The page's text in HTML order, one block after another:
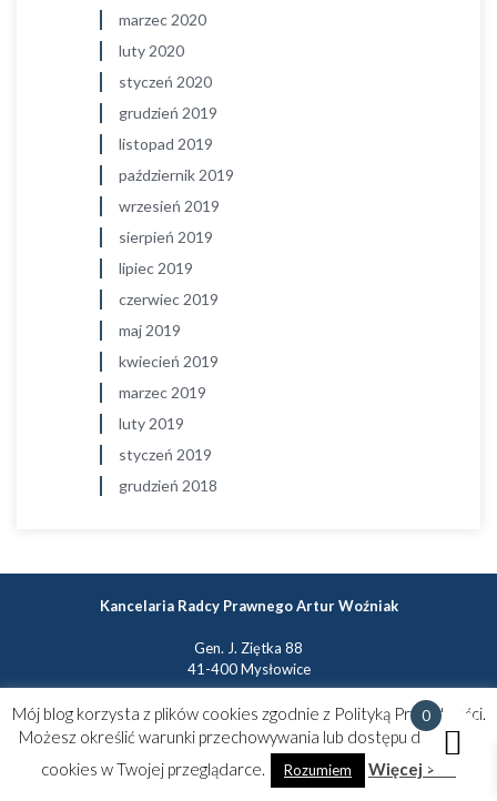
marzec 2020
luty 2020
styczeń 2020
grudzień 2019
listopad 2019
październik 2019
wrzesień 2019
sierpień 2019
lipiec 2019
czerwiec 2019
maj 2019
kwiecień 2019
marzec 2019
luty 2019
styczeń 2019
grudzień 2018
Kancelaria Radcy Prawnego Artur Woźniak
Gen. J. Ziętka 88
41-400 Mysłowice
tel.: +48 502 606 119
e-mail: kontakt@arturwozniak.pl
Mój blog korzysta z plików cookies zgodnie z Polityką Prywatności.
Możesz określić warunki przechowywania lub dostępu do plików
cookies w Twojej przeglądarce.
Rozumiem Więcej >>>
0